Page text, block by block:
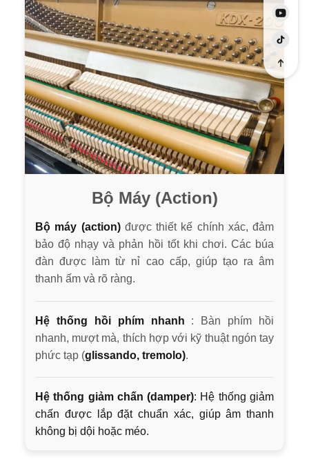
Bộ Máy (Action)
Bộ máy (action)được thiết kế chính xác, đảm
bảo độ nhạy và phản hồi tốt khi chơi. Các búa
đàn được làm từ nỉ cao cấp, giúp tạo ra âm
thanh ấm và rõ ràng.
Hệ thống hồi phím nhanh : Bàn phím hồi
nhanh, mượt mà, thích hợp với kỹ thuật ngón tay
phức tạp (glissando, tremolo).
Hệ thống giảm chấn (damper): Hệ thống giảm
chấn được lắp đặt chuẩn xác, giúp âm thanh
không bị dội hoặc méo.